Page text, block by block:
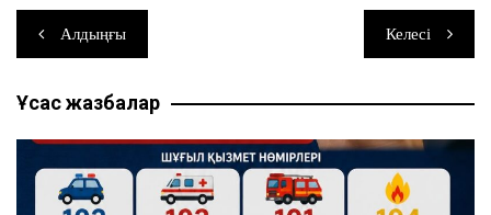
c
e
b
o
o
k
tt
er
ai
l
A
p
p
a
m
n
g
er
ра
ви
ть
Навигация
по
записям
Алдыңғы Келесі
Ұқсас жазбалар